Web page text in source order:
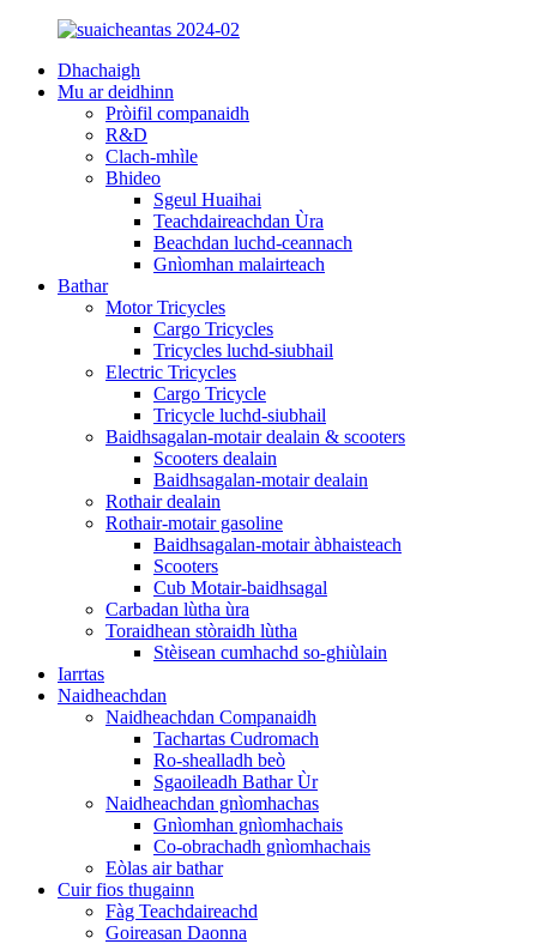
Dhachaigh
Mu ar deidhinn
Pròifil companaidh
R&D
Clach-mhìle
Bhideo
Sgeul Huaihai
Teachdaireachdan Ùra
Beachdan luchd-ceannach
Gnìomhan malairteach
Bathar
Motor Tricycles
Cargo Tricycles
Tricycles luchd-siubhail
Electric Tricycles
Cargo Tricycle
Tricycle luchd-siubhail
Baidhsagalan-motair dealain & scooters
Scooters dealain
Baidhsagalan-motair dealain
Rothair dealain
Rothair-motair gasoline
Baidhsagalan-motair àbhaisteach
Scooters
Cub Motair-baidhsagal
Carbadan lùtha ùra
Toraidhean stòraidh lùtha
Stèisean cumhachd so-ghiùlain
Iarrtas
Naidheachdan
Naidheachdan Companaidh
Tachartas Cudromach
Ro-shealladh beò
Sgaoileadh Bathar Ùr
Naidheachdan gnìomhachas
Gnìomhan gnìomhachais
Co-obrachadh gnìomhachais
Eòlas air bathar
Cuir fios thugainn
Fàg Teachdaireachd
Goireasan Daonna